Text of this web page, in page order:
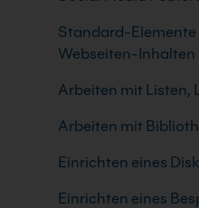
Standard-Elemente
Webseiten-Inhalten
Arbeiten mit Listen,
Arbeiten mit
Einrichten eines
Einrichten eines